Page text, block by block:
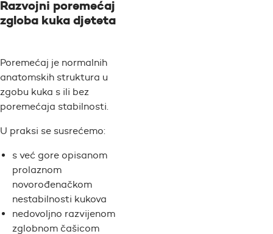
Razvojni poremećaj
zgloba kuka djeteta
Poremećaj je normalnih
anatomskih struktura u
zgobu kuka s ili bez
poremećaja stabilnosti.
U praksi se susrećemo:
s već gore opisanom
prolaznom
novorođenačkom
nestabilnosti kukova
nedovoljno razvijenom
zglobnom čašicom